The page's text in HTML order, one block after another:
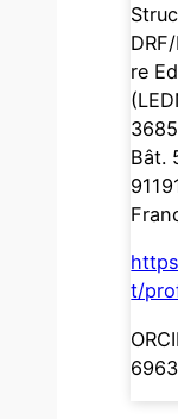
re
3685
Bât.
t/
6963